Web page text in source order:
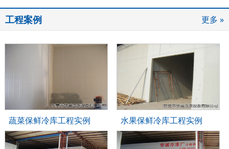
工程案例 更多 »
蔬菜保鲜冷库工程实例 水果保鲜冷库工程实例